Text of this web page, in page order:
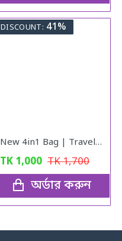
DISCOUNT: 41%
New 4in1 Bag | Travel Bag | Gym Bag | Carry Shoe | V10
TK 1,000 TK1,700
অর্ডার করুন